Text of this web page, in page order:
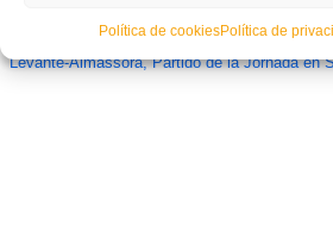
Política de cookiesPolítica de
Levante-Almassora, Partido de la Jornada en